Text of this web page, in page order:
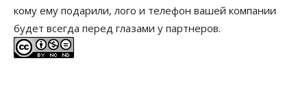
кому ему подарили, лого и телефон вашей компании
будет всегда перед глазами у партнеров.